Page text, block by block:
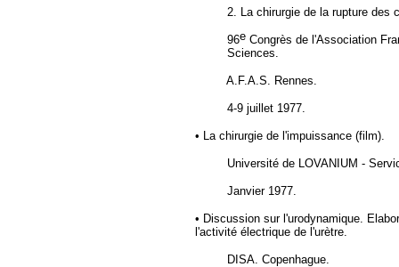
2. La chirurgie de la rupture des
96e Congrès de l'Association
Sciences.
A.F.A.S. Rennes.
4-9 juillet 1977.
• La chirurgie de l'impuissance (film).
Université de LOVANIUM -
Janvier 1977.
• Discussion sur l'urodynamique.
l'activité électrique de l'urètre.
DISA. Copenhague.